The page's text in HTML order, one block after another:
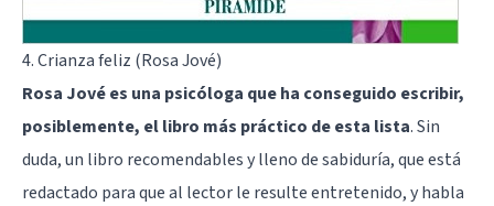
4. Crianza feliz (Rosa Jové)
Rosa Jové es una psicóloga que ha conseguido escribir,
posiblemente, el libro más práctico de esta lista. Sin
duda, un libro recomendables y lleno de sabiduría, que está
redactado para que al lector le resulte entretenido, y habla